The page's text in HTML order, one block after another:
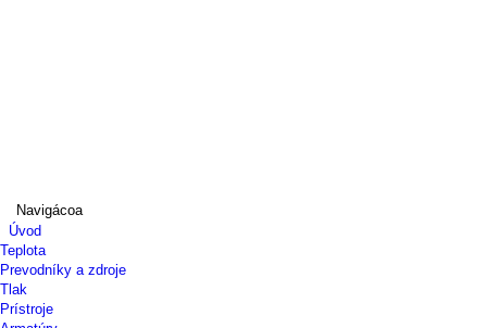
Navigácoa
Úvod
Teplota
Prevodníky a zdroje
Tlak
Prístroje